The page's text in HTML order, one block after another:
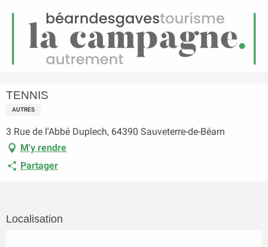
Menu
TENNIS
TENNIS
AUTRES
3 Rue de l'Abbé Duplech, 64390 Sauveterre-de-Béarn
M'y rendre
Partager
Localisation